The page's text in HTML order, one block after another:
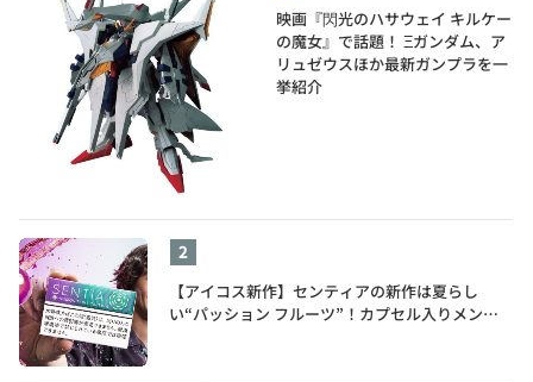
映画『閃光のハサウェイ キルケー
の魔女』で話題！ Ξガンダム、ア
リュゼウスほか最新ガンプラを一
挙紹介
【アイコス新作】センティアの新作は夏らし
い“パッション フルーツ”！カプセル入りメンソ